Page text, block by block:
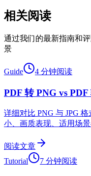
相关阅读
通过我们的最新指南和
景
Guide 4 分钟阅读
PDF 转 PNG vs
详细对比 PNG 与 JPG
小、画质表现、适用场景
阅读文章
Tutorial
7 分钟阅读